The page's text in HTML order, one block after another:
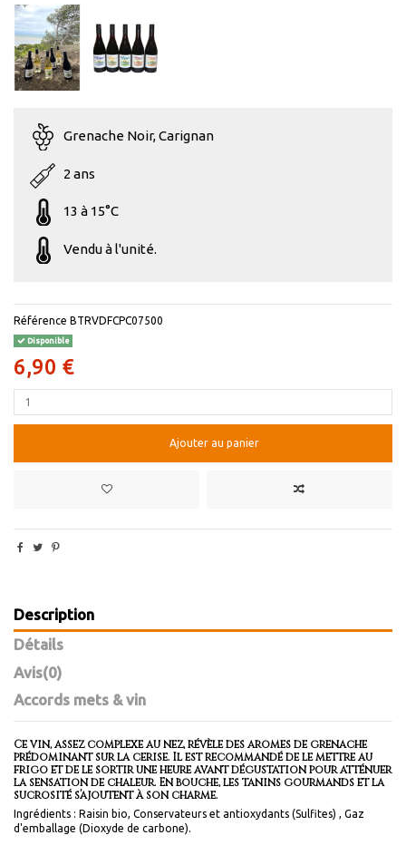
Grenache Noir, Carignan
2 ans
13 à 15°C
Vendu à l'unité.
Référence BTRVDFCPC07500
Disponible
6,90 €
Ajouter au panier
Description
Détails
Avis(0)
Accords mets & vin
Ce vin, assez complexe au nez, révèle des arômes de grenache
prédominant sur la cerise. Il est recommandé de le mettre au
frigo et de le sortir une heure avant dégustation pour atténuer
la sensation de chaleur. En bouche, les tanins gourmands et la
sucrosité s’ajoutent à son charme.
Ingrédients : Raisin bio, Conservateurs et antioxydants (Sulfites) , Gaz
d'emballage (Dioxyde de carbone).